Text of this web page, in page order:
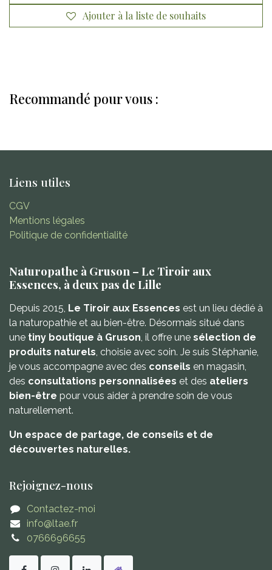
Ajouter à la liste de souhaits
Recommandé pour vous :
Liens utiles
CGV
Mentions légales
Politique de confidentialité
Naturopathe à Gruson – Le Tiroir aux
Essences, à deux pas de Lille
Depuis 2015, Le Tiroir aux Essences est un lieu dédié à
la naturopathie et au bien-être. Désormais situé dans
une tiny boutique à Gruson, il offre une sélection de
produits naturels, choisie avec soin. Je suis Stéphanie,
je vous accompagne avec des conseils en magasin,
des consultations personnalisées et des ateliers
bien-être pour vous aider à prendre soin de vous
naturellement.
Un espace de partage, de conseils et de
découvertes naturelles.
Rejoignez-nous
Contactez-moi
info@ltae.fr
0766696655